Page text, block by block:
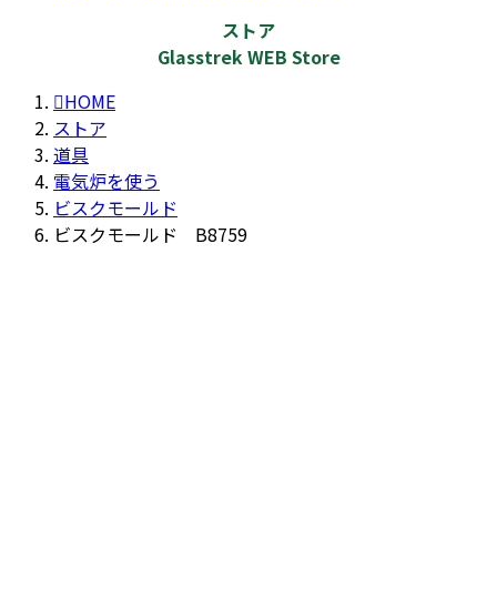
ストア
Glasstrek WEB Store
HOME
ストア
道具
電気炉を使う
ビスクモールド
ビスクモールド B8759